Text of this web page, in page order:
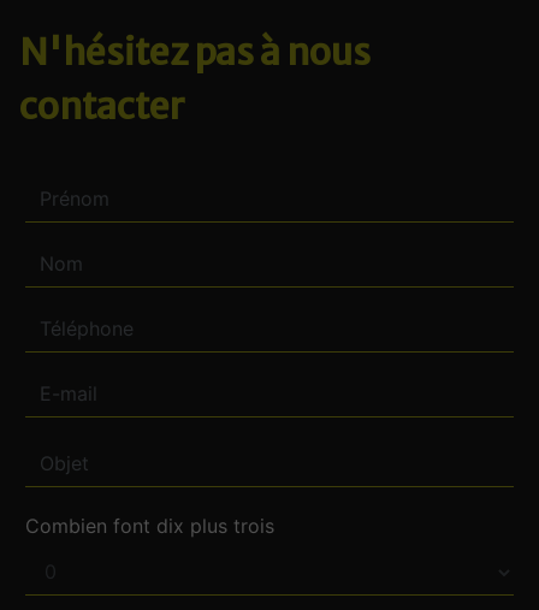
N'hésitez pas à nous
contacter
Combien font dix plus trois